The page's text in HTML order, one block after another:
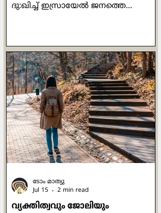
ദു:ഖിച്ച് ഇസ്രായേല്‍ ജനത്തെ
ഭവനവും എന്നോട്
ചേര്‍ന്നിരിക്കണമെന്ന് ഞാന്‍
ആഗ്രഹിച്ചു. ഇത് അവര്‍ എന്‍റെ
ജനവും കീര്‍ത്തിയും അഭിമാനവും
മഹത്വവുമായി
നിലകൊള്ളേണ്ടതിനായിരുന്നു.' (ജറമി
13:11). സാന്‍ ദാമിയാനോയിലെ ഒരു
ചെറിയ കപ്പേളയില്‍
പ്രാര്‍ത്ഥനാപൂര്‍വം നിലകൊണ്ട
അസ്സീസിയിലെ ഫ്രാന്‍സിസിനോട് ആ
ക്രൂശിതരൂപം ഇപ്ര
വ്യക്തിത്വവും ജോലിയും
ടോം മാത്യു
Jul 15
2 min read